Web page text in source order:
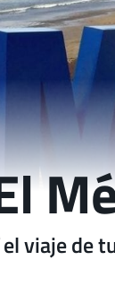
viaje de